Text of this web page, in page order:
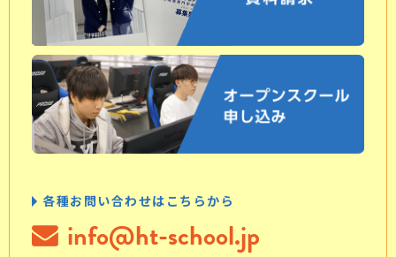
各種お問い合わせはこちらから
info@ht-school.jp